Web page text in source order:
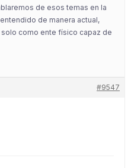
de esos temas en la
de manera actual,
como ente físico capaz de
#9547